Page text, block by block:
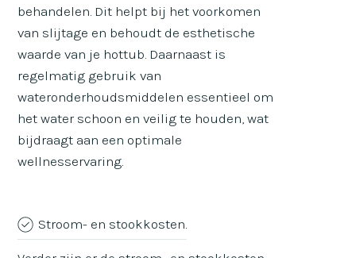
behandelen. Dit helpt bij het voorkomen
van slijtage en behoudt de esthetische
waarde van je hottub. Daarnaast is
regelmatig gebruik van
wateronderhoudsmiddelen essentieel om
het water schoon en veilig te houden, wat
bijdraagt aan een optimale
wellnesservaring.
Stroom- en stookkosten.